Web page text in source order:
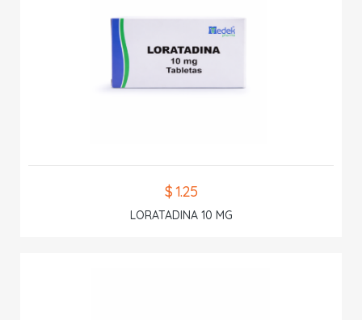
$ 1.25
LORATADINA 10 MG